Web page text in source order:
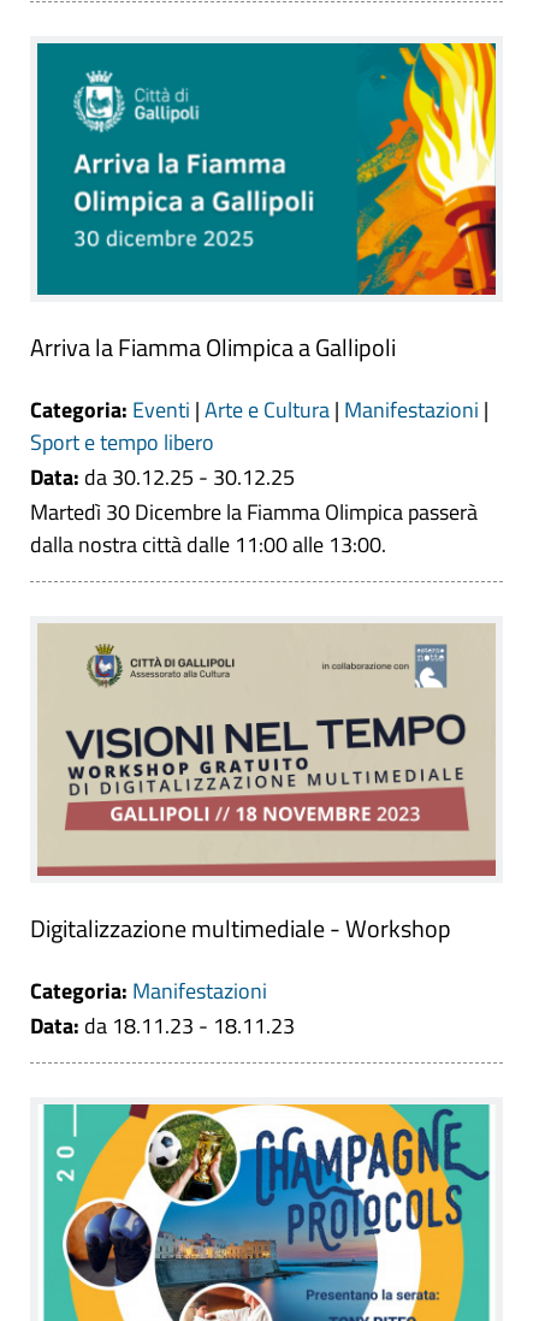
Arriva la Fiamma Olimpica a Gallipoli
Categoria: Eventi |Arte e Cultura| Manifestazioni |
Sport e tempo libero
Data: da 30.12.25 - 30.12.25
Martedì 30 Dicembre la Fiamma Olimpica passerà
dalla nostra città dalle 11:00 alle 13:00.
Digitalizzazione multimediale - Workshop
Categoria: Manifestazioni
Data: da 18.11.23 - 18.11.23